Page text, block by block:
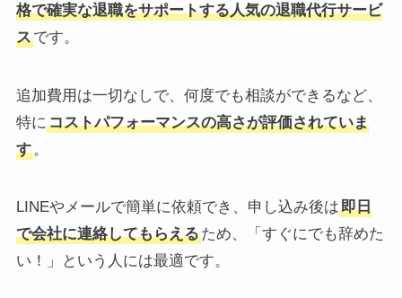
格で確実な退職をサポートする人気の退職代行サービ
スです。
追加費用は一切なしで、何度でも相談ができるなど、
特に コストパフォーマンスの高さが評価されていま
す。
LINEやメールで簡単に依頼でき、申し込み後は即日
で会社に連絡してもらえるため、「すぐにでも辞めた
い！」という人には最適です。